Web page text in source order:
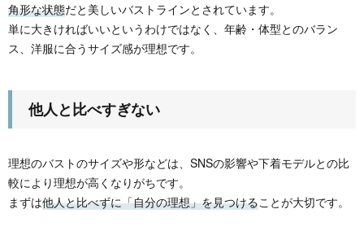
角形な状態だと美しいバストラインとされています。
単に大きければいいというわけではなく、年齢・体型とのバラン
ス、洋服に合うサイズ感が理想です。
他人と比べすぎない
理想のバストのサイズや形などは、SNSの影響や下着モデルとの比
較により理想が高くなりがちです。
まずは他人と比べずに「自分の理想」を見つけることが大切です。